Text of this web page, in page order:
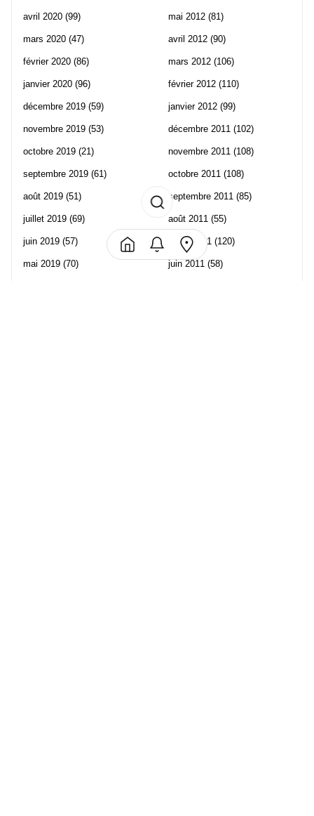
avril 2020 (99)
mars 2020 (47)
février 2020 (86)
janvier 2020 (96)
décembre 2019 (59)
novembre 2019 (53)
octobre 2019 (21)
septembre 2019 (61)
août 2019 (51)
juillet 2019 (69)
juin 2019 (57)
mai 2019 (70)
mai 2012 (81)
avril 2012 (90)
mars 2012 (106)
février 2012 (110)
janvier 2012 (99)
décembre 2011 (102)
novembre 2011 (108)
octobre 2011 (108)
septembre 2011 (85)
août 2011 (55)
juillet 2011 (120)
juin 2011 (58)